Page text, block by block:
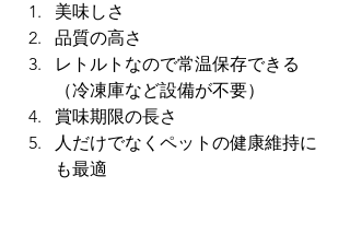
美味しさ
品質の高さ
レトルトなので常温保存できる
（冷凍庫など設備が不要）
賞味期限の長さ
人だけでなくペットの健康維持に
も最適